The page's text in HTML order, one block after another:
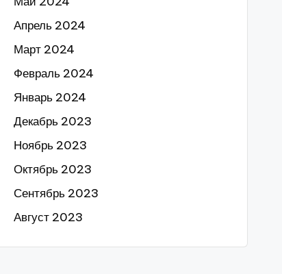
Апрель 2024
Март 2024
Февраль 2024
Январь 2024
Декабрь 2023
Ноябрь 2023
Октябрь 2023
Сентябрь 2023
Август 2023